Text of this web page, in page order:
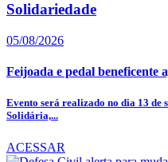
Solidariedade
05/08/2026
Feijoada e pedal beneficente
Evento será realizado no dia 13 de
Solidária,...
ACESSAR